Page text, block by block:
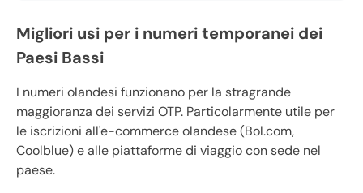
Migliori usi per i numeri temporanei dei
Paesi Bassi
I numeri olandesi funzionano per la stragrande
maggioranza dei servizi OTP. Particolarmente utile per
le iscrizioni all'e-commerce olandese (Bol.com,
Coolblue) e alle piattaforme di viaggio con sede nel
paese.